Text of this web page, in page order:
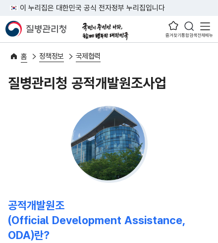
이 누리집은 대한민국 공식 전자정부 누리집입니다
즐겨찾기통합검색전체메뉴
홈 정책정보 국제협력
질병관리청 공적개발원조사업
공적개발원조
(Official Development Assistance,
ODA)란?